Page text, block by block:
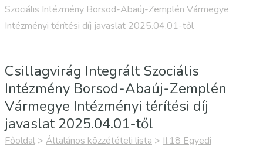
Szociális Intézmény Borsod-Abaúj-Zemplén Vármegye
Intézményi térítési díj javaslat 2025.04.01-től
Csillagvirág Integrált Szociális
Intézmény Borsod-Abaúj-Zemplén
Vármegye Intézményi térítési díj
javaslat 2025.04.01-től
Főoldal > Általános közzétételi lista > II.18 Egyedi